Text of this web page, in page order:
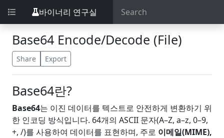
바이너리 연구실
Base64 Encode/Decode (File)
Share Export
Base64란?
Base64는 이진 데이터를 텍스트로 안전하게 변환하기 위
한 인코딩 방식입니다. 64개의 ASCII 문자(A–Z, a–z, 0–9,
+, /)를 사용하여 데이터를 표현하며, 주로 이메일(MIME),